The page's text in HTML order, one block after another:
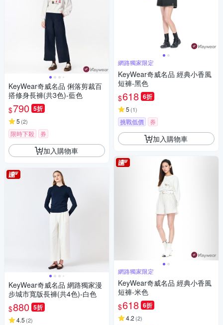
KeyWear奇威名品 俐落剪裁百
搭修身長褲(共3色)-藍色
$790 5折
5 (2)
限時下殺 券
加入購物車
KeyWear奇威名品 網路獨家漫
步城市寬版長褲(共4色)-白色
$880 5折
4.5 (2)
網路獨家限定
KeyWear奇威名品 經典小香風
短褲-黑色
$618 6折
5 (1)
挑戰低價 券
加入購物車
網路獨家限定
KeyWear奇威名品 經典小香風
短褲-米色
$618 6折
4.2 (2)